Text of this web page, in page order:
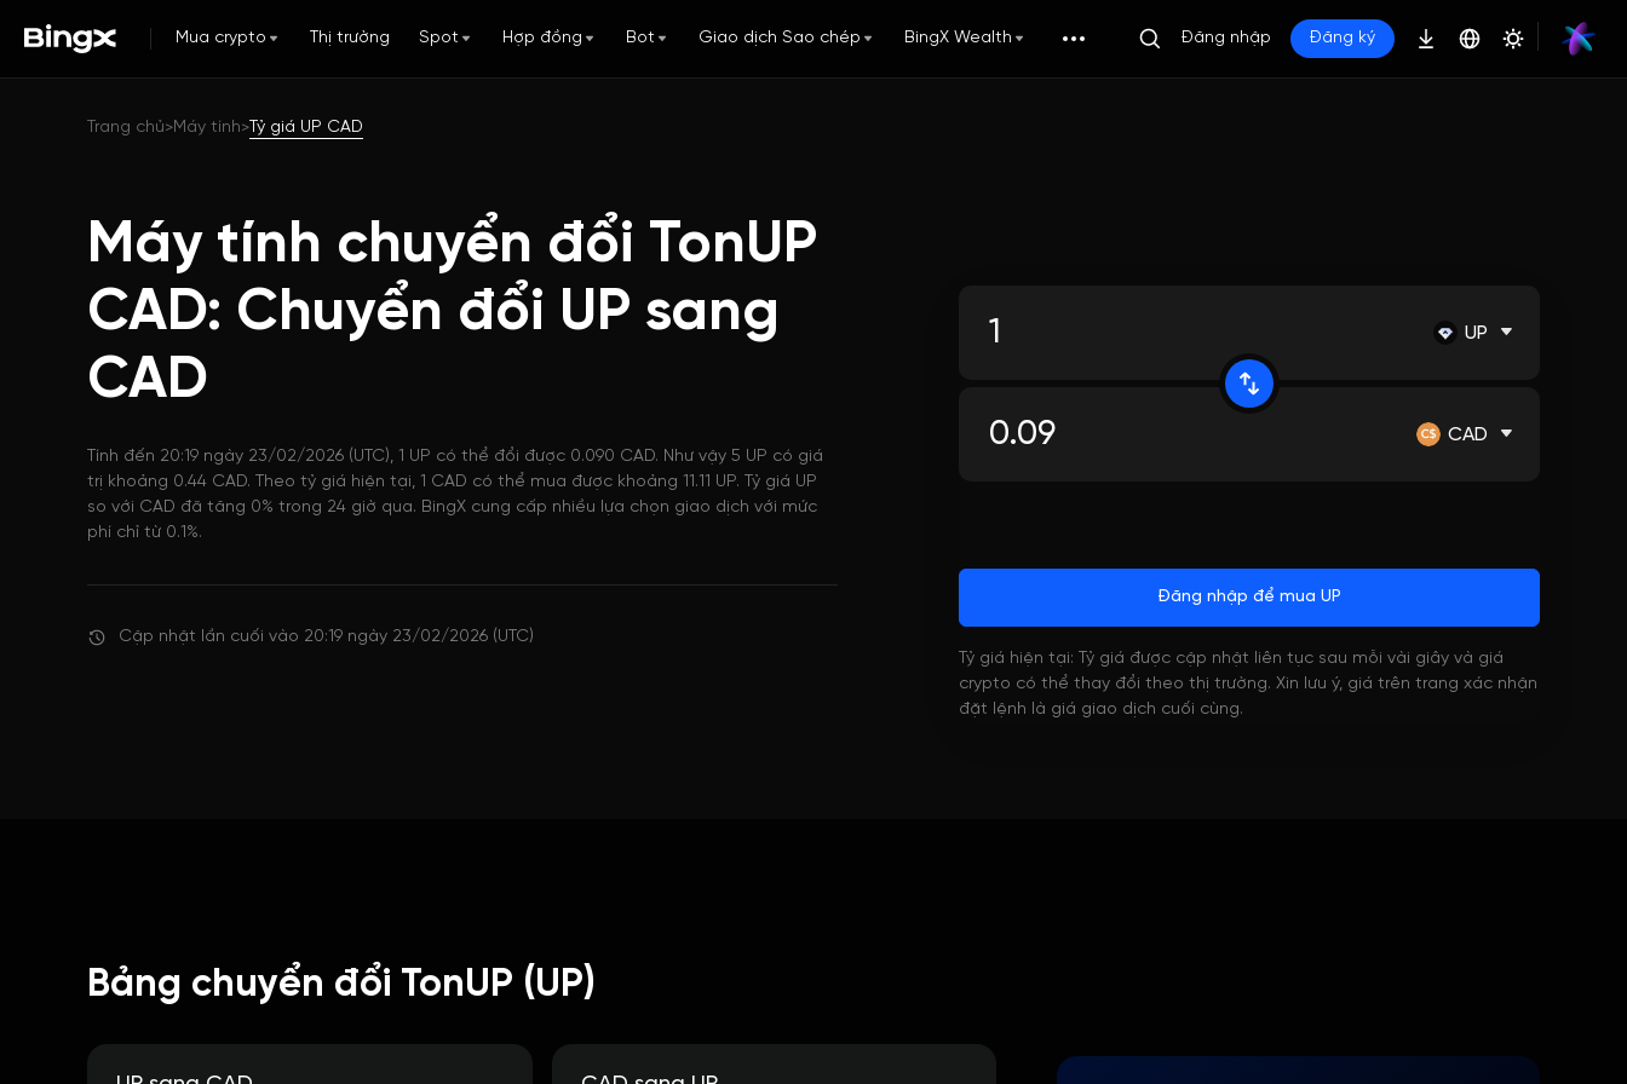
Mua crypto Thị trường Spot Hợp đồng Bot Giao dịch Sao chép BingX Wealth Đăng nhập Đăng ký
Trang chủ>Máy tính> Tỷ giá UP CAD
Máy tính chuyển đổi TonUP
CAD: Chuyển đổi UP sang
CAD
Tính đến 20:19 ngày 23/02/2026 (UTC), 1 UP có thể đổi được 0.090 CAD. Như vậy 5 UP có giá
trị khoảng 0.44 CAD. Theo tỷ giá hiện tại, 1 CAD có thể mua được khoảng 11.11 UP. Tỷ giá UP
so với CAD đã tăng 0% trong 24 giờ qua. BingX cung cấp nhiều lựa chọn giao dịch với mức
phí chỉ từ 0.1%.
Cập nhật lần cuối vào 20:19 ngày 23/02/2026 (UTC)
UP
CAD
Đăng nhập để mua UP
Tỷ giá hiện tại: Tỷ giá được cập nhật liên tục sau mỗi vài giây và giá
crypto có thể thay đổi theo thị trường. Xin lưu ý, giá trên trang xác nhận
đặt lệnh là giá giao dịch cuối cùng.
Bảng chuyển đổi TonUP (UP)